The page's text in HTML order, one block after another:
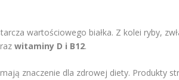
wartościowego białka. Z kolei ryby,
witaminy D i B12.
znaczenie dla zdrowej diety. Produkty